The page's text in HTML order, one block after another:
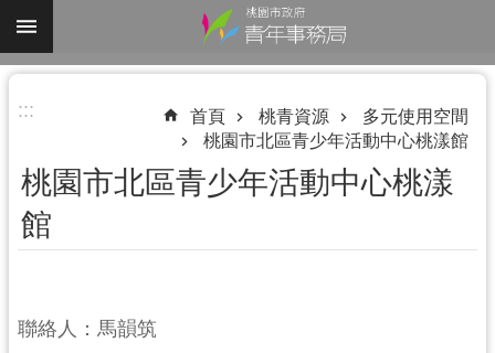
跳到主要內容區塊
進
尋
我
::: 首頁 桃青資源
多元使用空間
桃園市北區青少年活動中心桃漾館
桃園市北區青少年活動中心桃漾
館
聯絡人：馬韻筑